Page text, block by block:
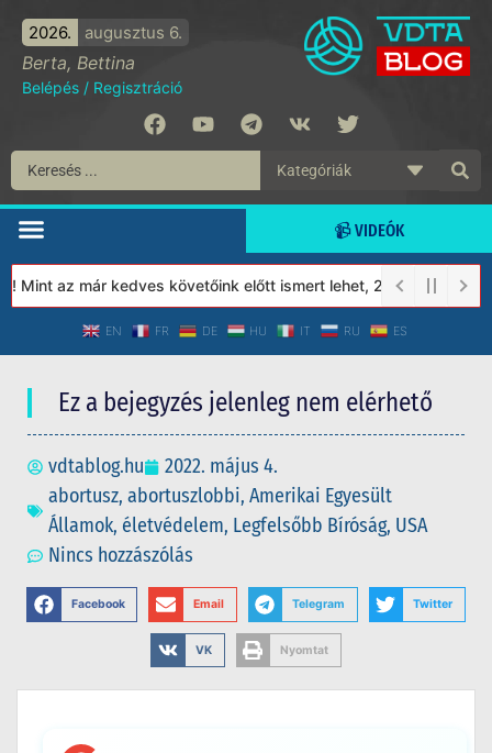
2026. augusztus 6.
Berta, Bettina
Belépés / Regisztráció
📹 VIDEÓK
az már kedves követőink előtt ismert lehet, 2023-tól a
EN FR DE HU IT RU ES
Ez a bejegyzés jelenleg nem elérhető
vdtablog.hu
2022. május 4.
abortusz, abortuszlobbi, Amerikai Egyesült
Államok, életvédelem, Legfelsőbb Bíróság, USA
Nincs hozzászólás
Facebook Email Telegram Twitter
VK Nyomtat